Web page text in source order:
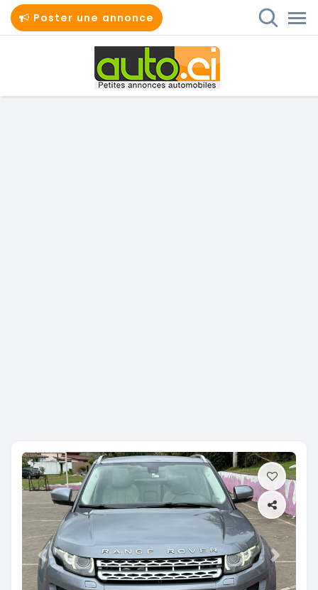
Poster une annonce
Previous Next